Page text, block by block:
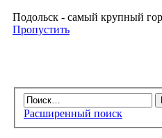
Подольск - самый крупный
Пропустить
Расширенный поиск